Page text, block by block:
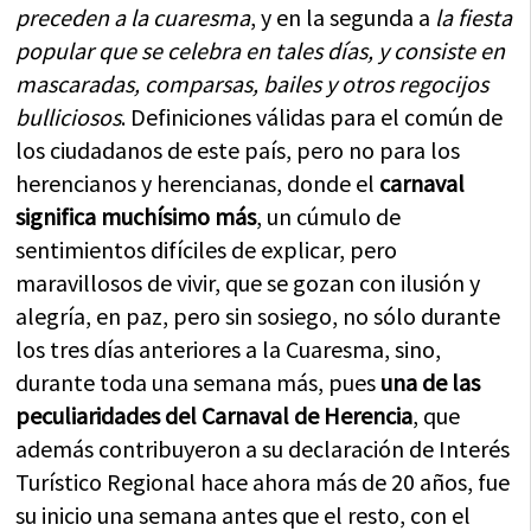
preceden a la cuaresma, y en la segunda a la fiesta
popular que se celebra en tales días, y consiste en
mascaradas, comparsas, bailes y otros regocijos
bulliciosos. Definiciones válidas para el común de
los ciudadanos de este país, pero no para los
herencianos y herencianas, donde el carnaval
significa muchísimo más, un cúmulo de
sentimientos difíciles de explicar, pero
maravillosos de vivir, que se gozan con ilusión y
alegría, en paz, pero sin sosiego, no sólo durante
los tres días anteriores a la Cuaresma, sino,
durante toda una semana más, pues una de las
peculiaridades del Carnaval de Herencia, que
además contribuyeron a su declaración de Interés
Turístico Regional hace ahora más de 20 años, fue
su inicio una semana antes que el resto, con el